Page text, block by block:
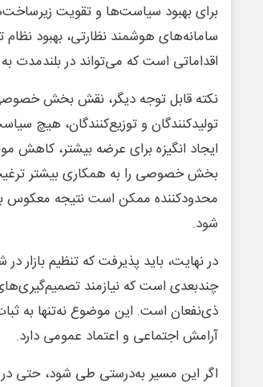
برای بهبود سیاست‌ها و تقویت
سامانه‌های هوشمند نظارتی، بهبود
اقداماتی است که می‌تواند در بلندمدت به
نکته قابل توجه دیگر، نقش بخش
تولیدکنندگان و توزیع‌کنندگان، هیچ
ایجاد انگیزه برای عرضه بیشتر، کاهش
بخش خصوصی را به همکاری بیشتر
محدودکننده ممکن است نتیجه معکوس
شود.
در نهایت، باید پذیرفت که تنظیم بازار
چندبعدی است که نیازمند
ذی‌نفعان است. این موضوع نه‌تنها به
آرامش اجتماعی و اعتماد عمومی دارد.
اگر این مسیر به‌درستی طی شود، حتی